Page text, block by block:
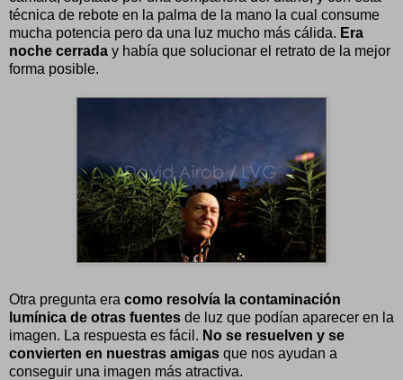
técnica de rebote en la palma de la mano la cual consume
mucha potencia pero da una luz mucho más cálida. Era
noche cerrada y había que solucionar el retrato de la mejor
forma posible.
Otra pregunta era como resolvía la contaminación
lumínica de otras fuentes de luz que podían aparecer en la
imagen. La respuesta es fácil. No se resuelven y se
convierten en nuestras amigas que nos ayudan a
conseguir una imagen más atractiva.